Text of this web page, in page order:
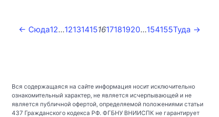
← Сюда12…121314151617181920…154155Туда →
Вся содержащаяся на сайте информация носит исключительно
ознакомительный характер, не является исчерпывающей и не
является публичной офертой, определяемой положениями статьи
437 Гражданского кодекса РФ. ФГБНУ ВНИИСПК не гарантирует